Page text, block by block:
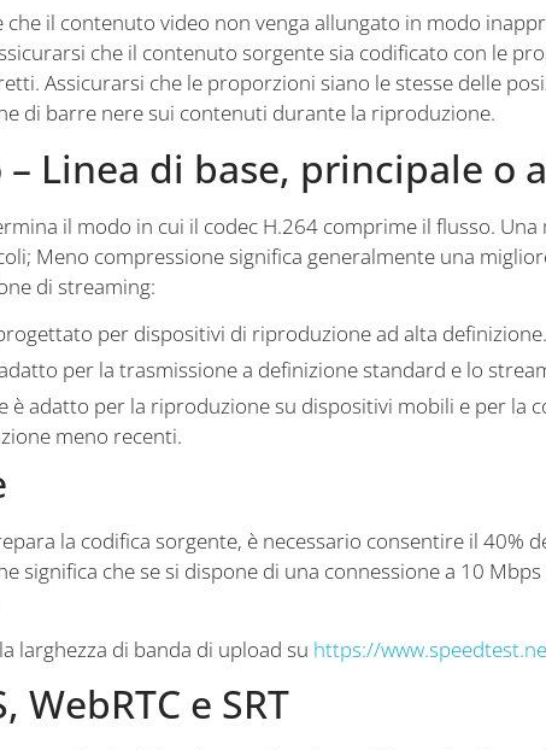
che il contenuto video non venga allungato in modo
che il contenuto sorgente sia codificato con le
Assicurarsi che le proporzioni siano le stesse delle
di barre nere sui contenuti durante la riproduzione.
Linea di base, principale o
il modo in cui il codec H.264 comprime il flusso.
Meno compressione significa generalmente una
di streaming:
per dispositivi di riproduzione ad alta definizione.
per la trasmissione a definizione standard e lo
è adatto per la riproduzione su dispositivi mobili e per la
meno recenti.
la codifica sorgente, è necessario consentire il 40%
significa che se si dispone di una connessione a 10
larghezza di banda di upload su https://
WebRTC e SRT